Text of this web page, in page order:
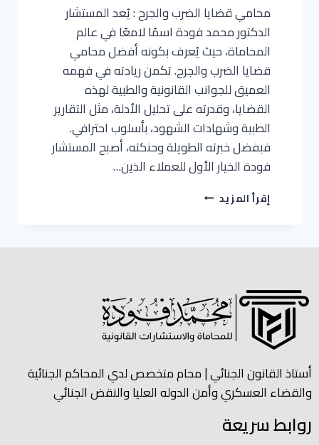
محامي قضايا الضرب والجرح : يُعد المستشار
الدكتور محمد فودة اسمًا لامعًا في عالم
المحاماة، حيث يُعرف بكونه أفضل محامي
قضايا الضرب والجرح. تكمن ريادته في فهمه
العميق للجوانب القانونية والطبية لهذه
القضايا، وقدرته على تحليل الأدلة، مثل التقارير
الطبية وشهادات الشهود، بأسلوب احترافي.
فبفضل خبرته الطويلة وحنكته، أصبح المستشار
فودة الخيار الأول للعملاء الذين…
إقرأ المزيد
أستاذ القانون الجنائي | محام متخصص لدي المحاكم الجنائية
والقضاء العسكري وأمن الدوله العليا والنقض الجنائي
روابط سريعة